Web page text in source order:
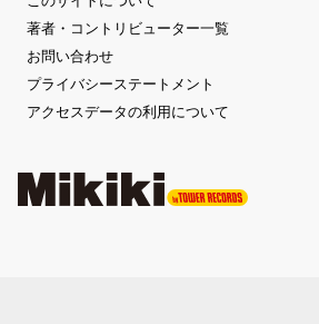
著者・コントリビューター一覧
お問い合わせ
プライバシーステートメント
アクセスデータの利用について